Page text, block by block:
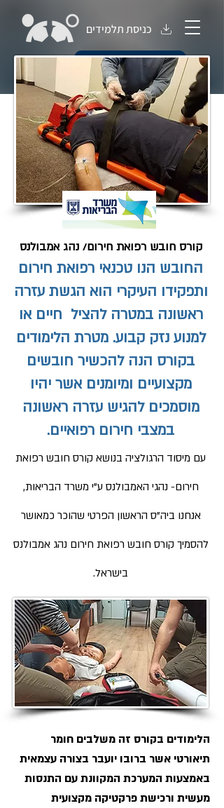
כניסת תלמידים
חנות קורסים
קורס חובש רפואת חירום/ נהג אמבולנס
החובש הנו טכנאי רפואת חירום
ותפקידו העיקרי הוא הגשת עזרה
ראשונה במטרה להציל חיים או
למנוע נזק קבוע. מטרת הלימודים
בקורס הנה להכשיר חובשים
מקצועיים ומיומנים אשר יהיו
מוסמכים להגיש עזרה ראשונה
במצבי חירום רפואיים.
עם מיסוד הרגולציה בנושא קורס חובש רפואת
חירום- נהגי האמבולנס ע"י משרד הבריאות,
אנחנו ביה"ס הראשון הפרטי שהוכר כמאושר
להסמיך קורס חובש רפואת חירום נהג אמבולנס
בישראל.
הלימודים בקורס זה משלבים חומר
תיאורטי אשר ברובו יועבר בצורה עצמאית
באמצעות המערכת המקוונת עם התנסות
מעשית ורכישת פרקטיקה מקצועית